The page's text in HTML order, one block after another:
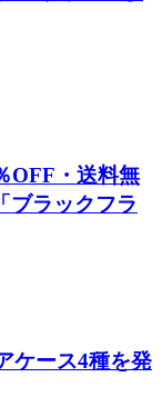
OFF・送料無
ブラックフラ
ケース4種を発